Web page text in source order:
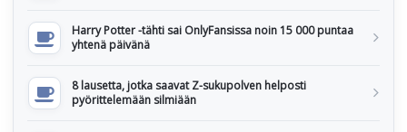
Harry Potter -tähti sai OnlyFansissa noin 15 000 puntaa
yhtenä päivänä
8 lausetta, jotka saavat Z-sukupolven helposti
pyörittelemään silmiään